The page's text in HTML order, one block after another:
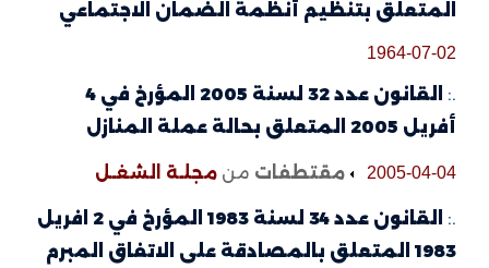
المتعلق بتنظيم أنظمة الضمان الاجتماعي
1964-07-02
القانون عدد 32 لسنة 2005 المؤرخ في 4
أفريل 2005 المتعلق بحالة عملة المنازل
2005-04-04 مقتطفات من مجلـة الشغـل
القانون عدد 34 لسنة 1983 المؤرخ في 2 افريل
1983 المتعلق بالمصادقة على الاتفاق المبرم